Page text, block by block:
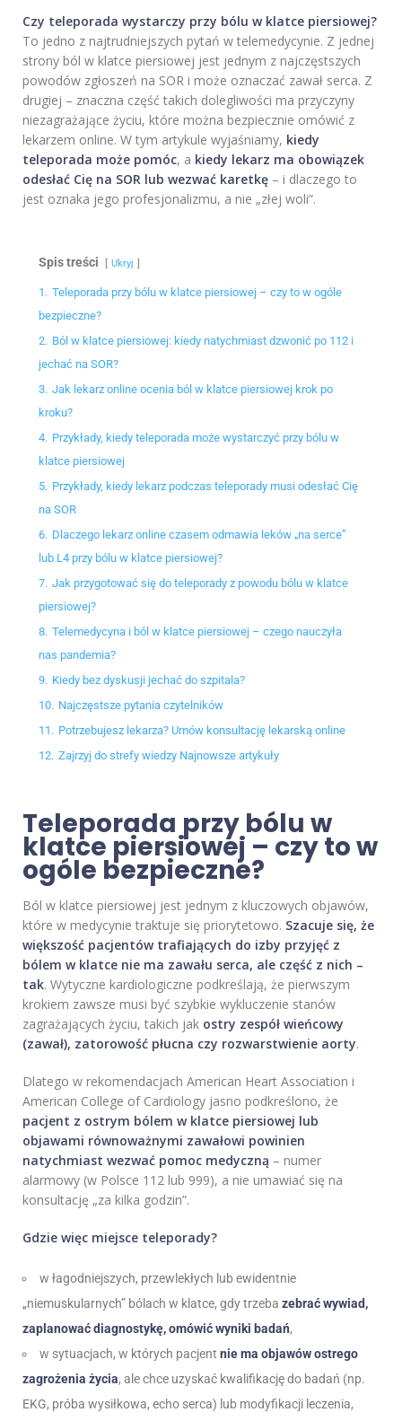
Czy teleporada wystarczy przy bólu w klatce piersiowej?
To jedno z najtrudniejszych pytań w telemedycynie. Z jednej
strony ból w klatce piersiowej jest jednym z najczęstszych
powodów zgłoszeń na SOR i może oznaczać zawał serca. Z
drugiej – znaczna część takich dolegliwości ma przyczyny
niezagrażające życiu, które można bezpiecznie omówić z
lekarzem online. W tym artykule wyjaśniamy, kiedy
teleporada może pomóc, a kiedy lekarz ma obowiązek
odesłać Cię na SOR lub wezwać karetkę – i dlaczego to
jest oznaka jego profesjonalizmu, a nie „złej woli”.
Spis treści Ukryj
1. Teleporada przy bólu w klatce piersiowej – czy to w ogóle
bezpieczne?
2. Ból w klatce piersiowej: kiedy natychmiast dzwonić po 112 i
jechać na SOR?
3. Jak lekarz online ocenia ból w klatce piersiowej krok po
kroku?
4. Przykłady, kiedy teleporada może wystarczyć przy bólu w
klatce piersiowej
5. Przykłady, kiedy lekarz podczas teleporady musi odesłać Cię
na SOR
6. Dlaczego lekarz online czasem odmawia leków „na serce”
lub L4 przy bólu w klatce piersiowej?
7. Jak przygotować się do teleporady z powodu bólu w klatce
piersiowej?
8. Telemedycyna i ból w klatce piersiowej – czego nauczyła
nas pandemia?
9. Kiedy bez dyskusji jechać do szpitala?
10. Najczęstsze pytania czytelników
11. Potrzebujesz lekarza? Umów konsultację lekarską online
12. Zajrzyj do strefy wiedzy Najnowsze artykuły
Teleporada przy bólu w
klatce piersiowej – czy to w
ogóle bezpieczne?
Ból w klatce piersiowej jest jednym z kluczowych objawów,
które w medycynie traktuje się priorytetowo. Szacuje się, że
większość pacjentów trafiających do izby przyjęć z
bólem w klatce nie ma zawału serca, ale część z nich –
tak. Wytyczne kardiologiczne podkreślają, że pierwszym
krokiem zawsze musi być szybkie wykluczenie stanów
zagrażających życiu, takich jak ostry zespół wieńcowy
(zawał), zatorowość płucna czy rozwarstwienie aorty.
Dlatego w rekomendacjach American Heart Association i
American College of Cardiology jasno podkreślono, że
pacjent z ostrym bólem w klatce piersiowej lub
objawami równoważnymi zawałowi powinien
natychmiast wezwać pomoc medyczną – numer
alarmowy (w Polsce 112 lub 999), a nie umawiać się na
konsultację „za kilka godzin”.
Gdzie więc miejsce teleporady?
w łagodniejszych, przewlekłych lub ewidentnie
„niemuskularnych” bólach w klatce, gdy trzeba zebrać wywiad,
zaplanować diagnostykę, omówić wyniki badań,
w sytuacjach, w których pacjent nie ma objawów ostrego
zagrożenia życia, ale chce uzyskać kwalifikację do badań (np.
EKG, próba wysiłkowa, echo serca) lub modyfikacji leczenia,